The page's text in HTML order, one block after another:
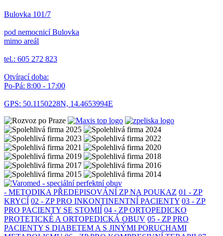
Bulovka 101/7
pod nemocnicí Bulovka
mimo areál
tel.: 605 272 823
Otvírací doba:
Po-Pá: 8:00 - 17:00
GPS: 50.1150228N, 14.4653994E
- METODIKA PŘEDEPISOVÁNÍ ZP NA POUKAZ 01 - ZP
KRYCÍ 02 - ZP PRO INKONTINENTNÍ PACIENTY 03 - ZP
PRO PACIENTY SE STOMIÍ 04 - ZP ORTOPEDICKO
PROTETICKÉ A ORTOPEDICKÁ OBUV 05 - ZP PRO
PACIENTY S DIABETEM A S JINÝMI PORUCHAMI